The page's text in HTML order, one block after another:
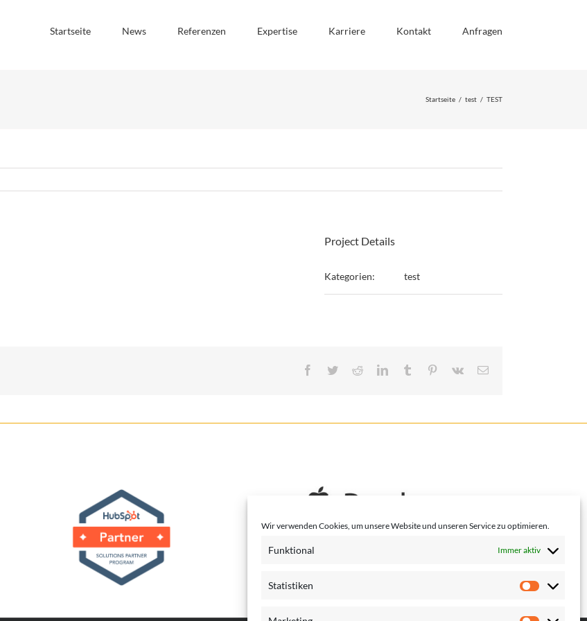
Wir verwenden Cookies, um unsere Website und unseren Service zu optimieren.
Funktional Immer aktiv
Statistiken
Startseite News Referenzen Expertise Karriere Kontakt Anfragen
Startseite / test / TEST
Project Details
Kategorien: test
Facebook
TwitterRedditLinkedInTumblr Pinterest
Vk
E-